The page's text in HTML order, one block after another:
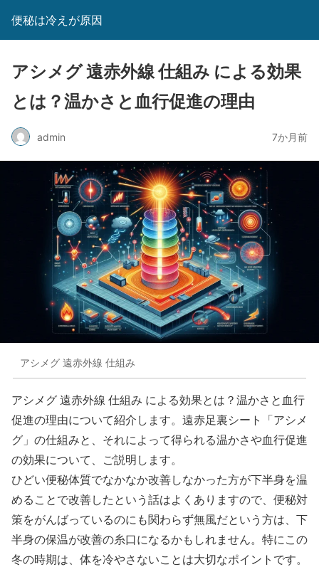
便秘は冷えが原因
アシメグ 遠赤外線 仕組み による効果
とは？温かさと血行促進の理由
admin 7か月前
アシメグ 遠赤外線 仕組み
アシメグ 遠赤外線 仕組み による効果とは？温かさと血行
促進の理由について紹介します。遠赤足裏シート「アシメ
グ」の仕組みと、それによって得られる温かさや血行促進
の効果について、ご説明します。
ひどい便秘体質でなかなか改善しなかった方が下半身を温
めることで改善したという話はよくありますので、便秘対
策をがんばっているのにも関わらず無風だという方は、下
半身の保温が改善の糸口になるかもしれません。特にこの
冬の時期は、体を冷やさないことは大切なポイントです。